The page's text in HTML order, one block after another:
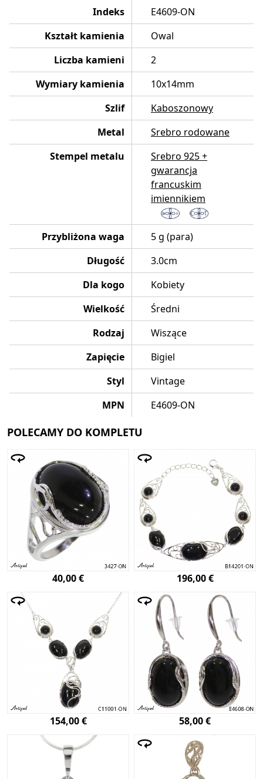
Indeks
E4609-ON
Kształt kamienia
Owal
Liczba kamieni
2
Wymiary kamienia
10x14mm
Szlif
Kaboszonowy
Metal
Srebro rodowane
Stempel metalu
Srebro 925 +
gwarancja
francuskim
imiennikiem
Przybliżona waga
5 g (para)
Długość
3.0cm
Dla kogo
Kobiety
Wielkość
Średni
Rodzaj
Wiszące
Zapięcie
Bigiel
Styl
Vintage
MPN
E4609-ON
POLECAMY DO KOMPLETU
40,00 € 196,00 €
154,00 € 58,00 €